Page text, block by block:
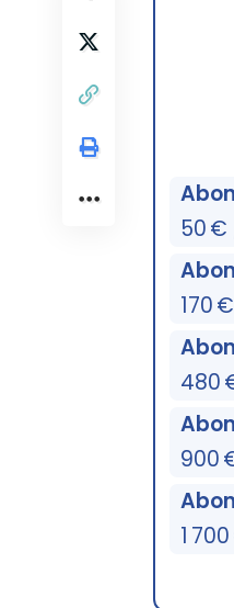
50 €
170
480
900
1